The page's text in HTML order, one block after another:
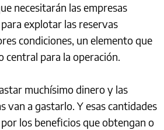
necesitarán las empresas
explotar las reservas
condiciones, un elemento que
central para la operación.
muchísimo dinero y las
van a gastarlo. Y esas cantidades
los beneficios que obtengan o